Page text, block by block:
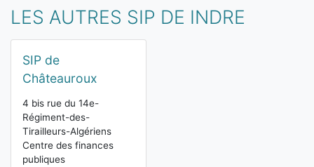
LES AUTRES SIP DE INDRE
SIP de
Châteauroux
4 bis rue du 14e-
Régiment-des-
Tirailleurs-Algériens
Centre des finances
publiques